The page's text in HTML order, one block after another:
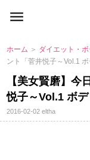
ホーム ＞ ダイエット・
ント「菅井悦子～Vol.1 ボ
【美女賢磨】今
悦子～Vol.1 ボデ
2016-02-02eltha